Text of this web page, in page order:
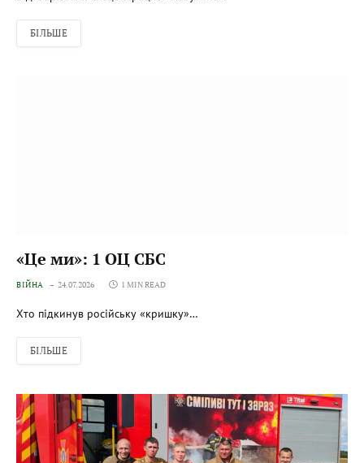
БІЛЬШЕ
«Це ми»: 1 ОЦ СБС
ВІЙНА 24.07.2026 1 MIN READ
Хто підкинув російську «кришку»…
БІЛЬШЕ